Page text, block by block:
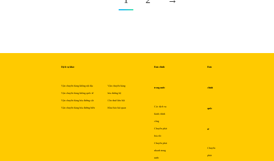
Dịch vụ khác
Vận chuyển hàng không nội địa
Vận chuyển hàng không quốc tế
Vận chuyển hàng hóa đường sắt
Vận chuyển hàng hóa đường biển
Vận chuyển hàng
hóa đường bộ
Cho thuê kho bãi
Khai báo hải quan
Bưu chính
trong nước
Các dịch vụ
hành chính
công
Chuyển phát
hỏa tốc
Chuyển phát
nhanh trong
nước
Bưu
chính
quốc
tế
Chuyển
phát